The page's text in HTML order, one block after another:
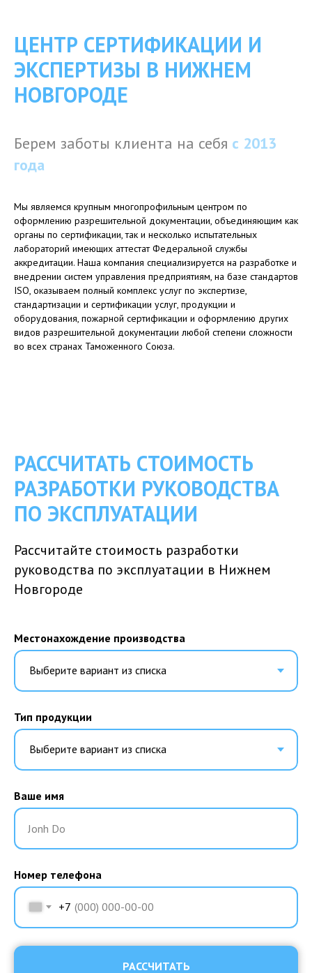
ЦЕНТР СЕРТИФИКАЦИИ И
ЭКСПЕРТИЗЫ В НИЖНЕМ
НОВГОРОДЕ
Берем заботы клиента на себя с 2013
года
Мы являемся крупным многопрофильным центром по
оформлению разрешительной документации, объединяющим как
органы по сертификации, так и несколько испытательных
лабораторий имеющих аттестат Федеральной службы
аккредитации. Наша компания специализируется на разработке и
внедрении систем управления предприятиям, на базе стандартов
ISO, оказываем полный комплекс услуг по экспертизе,
стандартизации и сертификации услуг, продукции и
оборудования, пожарной сертификации и оформлению других
видов разрешительной документации любой степени сложности
во всех странах Таможенного Союза.
РАССЧИТАТЬ СТОИМОСТЬ
РАЗРАБОТКИ РУКОВОДСТВА
ПО ЭКСПЛУАТАЦИИ
Рассчитайте стоимость разработки
руководства по эксплуатации в Нижнем
Новгороде
Местонахождение производства
Тип продукции
Ваше имя
Jonh Do
Номер телефона
+7
РАССЧИТАТЬ